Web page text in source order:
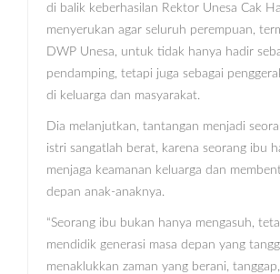
di balik keberhasilan Rektor Unesa Cak
menyerukan agar seluruh perempuan,
DWP Unesa, untuk tidak hanya hadir
pendamping, tetapi juga sebagai
di keluarga dan masyarakat.
Dia melanjutkan, tantangan menjadi
istri sangatlah berat, karena seorang ibu
menjaga keamanan keluarga dan
depan anak-anaknya.
“Seorang ibu bukan hanya mengasuh,
mendidik generasi masa depan yang
menaklukkan zaman yang berani,